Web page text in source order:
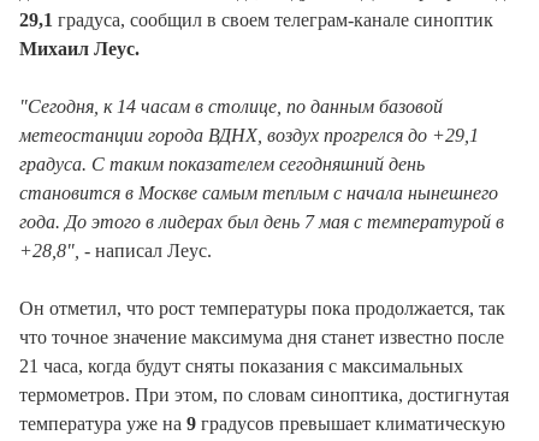
29,1 градуса, сообщил в своем телеграм-канале синоптик
Михаил Леус.
"Сегодня, к 14 часам в столице, по данным базовой
метеостанции города ВДНХ, воздух прогрелся до +29,1
градуса. С таким показателем сегодняшний день
становится в Москве самым теплым с начала нынешнего
года. До этого в лидерах был день 7 мая с температурой в
+28,8", - написал Леус.
Он отметил, что рост температуры пока продолжается, так
что точное значение максимума дня станет известно после
21 часа, когда будут сняты показания с максимальных
термометров. При этом, по словам синоптика, достигнутая
температура уже на 9 градусов превышает климатическую